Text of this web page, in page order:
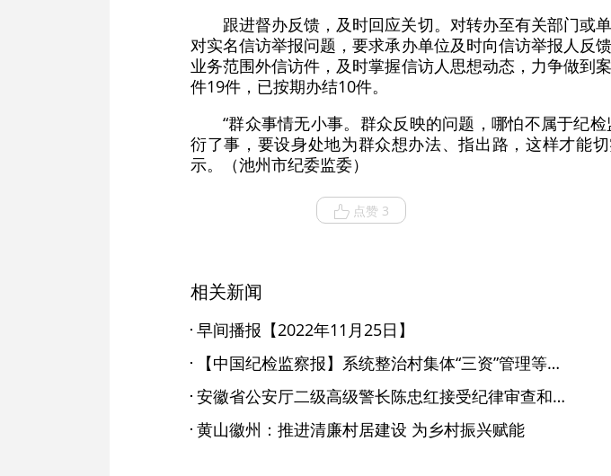
跟进督办反馈，及时回应关切。对转办至有关部门或
对实名信访举报问题，要求承办单位及时向信访举报人反
业务范围外信访件，及时掌握信访人思想动态，力争做到
件19件，已按期办结10件。
“群众事情无小事。群众反映的问题，哪怕不属于纪
衍了事，要设身处地为群众想办法、指出路，这样才能
示。（池州市纪委监委）
点赞 3
相关新闻
早间播报【2022年11月25日】
【中国纪检监察报】系统整治村集体“三资”管理等领域问题 监督下沉管好小微权力
安徽省公安厅二级高级警长陈忠红接受纪律审查和监察调查
黄山徽州：推进清廉村居建设 为乡村振兴赋能